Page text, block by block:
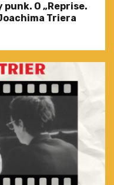
punk. O „Reprise.
Triera